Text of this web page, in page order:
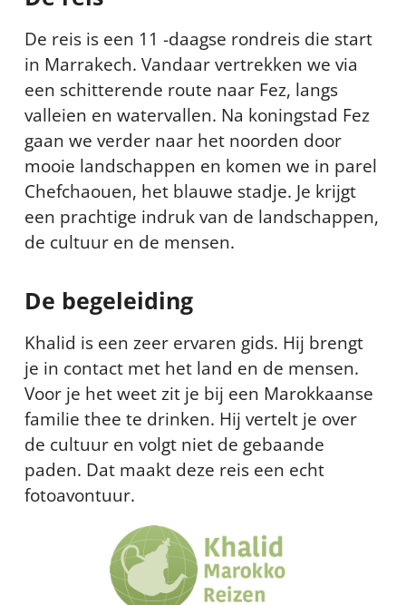
De reis is een 11 -daagse rondreis die start
in Marrakech. Vandaar vertrekken we via
een schitterende route naar Fez, langs
valleien en watervallen. Na koningstad Fez
gaan we verder naar het noorden door
mooie landschappen en komen we in parel
Chefchaouen, het blauwe stadje. Je krijgt
een prachtige indruk van de landschappen,
de cultuur en de mensen.
De begeleiding
Khalid is een zeer ervaren gids. Hij brengt
je in contact met het land en de mensen.
Voor je het weet zit je bij een Marokkaanse
familie thee te drinken. Hij vertelt je over
de cultuur en volgt niet de gebaande
paden. Dat maakt deze reis een echt
fotoavontuur.